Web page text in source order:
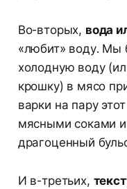
Во-вторых, вода
«любит» воду. Мы
холодную воду
крошку) в мясо
варки на пару
мясными соками
драгоценный
И в-третьих,